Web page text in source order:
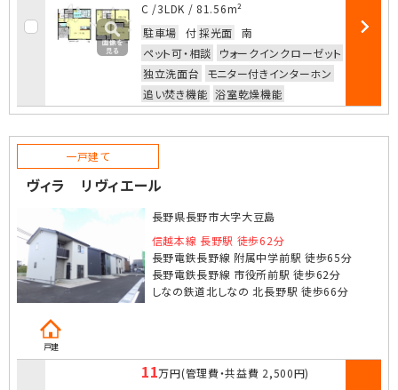
C /3LDK / 81.56m²
駐車場
付採光面
南
ペット可・相談
ウォークインクローゼット
独立洗面台
モニター付きインターホン
追い焚き機能 浴室乾燥機能
部屋詳細
一戸建て
ヴィラ リヴィエール
長野県長野市大字大豆島
信越本線 長野駅 徒歩62分
長野電鉄長野線 附属中学前駅 徒歩65分
長野電鉄長野線 市役所前駅 徒歩62分
しなの鉄道北しなの 北長野駅 徒歩66分
戸建
11万円(管理費・共益費 2,500円)